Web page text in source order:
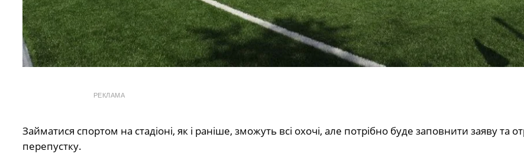
РЕКЛАМА
Займатися спортом на стадіоні, як і раніше, зможуть всі охочі, але потрібно буде заповнити заяву та
перепустку.